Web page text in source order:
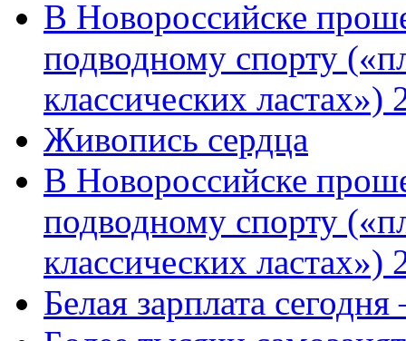
В Новороссийске
подводному спорту
классических
Живопись сердца
В Новороссийске
подводному спорту
классических ластах»)
Белая зарплата